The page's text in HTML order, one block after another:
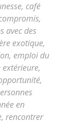
, café
,
avec des
exotique,
, emploi du
extérieure,
,
en
, rencontrer